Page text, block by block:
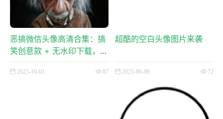
恶搞微信头像高清合集：搞
笑创意款 + 无水印下载，轻
松玩转社交
2025-10-01 87
超酷的空白头像图片来袭
2025-06-06 72